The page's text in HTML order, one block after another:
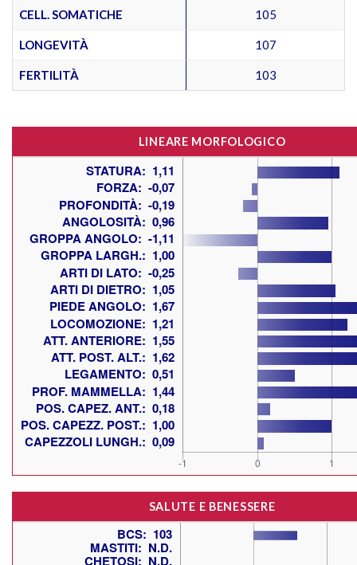
CELL. SOMATICHE 105
LONGEVITÀ 107
FERTILITÀ 103
LINEARE MORFOLOGICO
SALUTE E BENESSERE